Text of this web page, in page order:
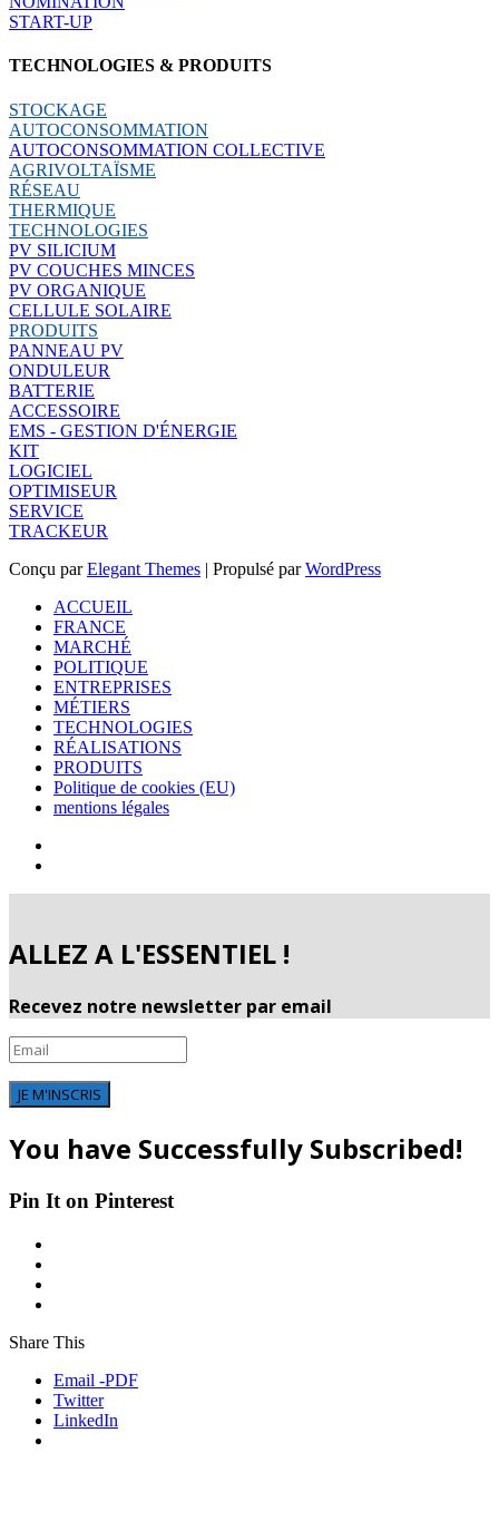
START-UP
TECHNOLOGIES & PRODUITS
STOCKAGE
AUTOCONSOMMATION
AUTOCONSOMMATION COLLECTIVE
AGRIVOLTAÏSME
RÉSEAU
THERMIQUE
TECHNOLOGIES
PV SILICIUM
PV COUCHES MINCES
PV ORGANIQUE
CELLULE SOLAIRE
PRODUITS
PANNEAU PV
ONDULEUR
BATTERIE
ACCESSOIRE
EMS - GESTION D'ÉNERGIE
KIT
LOGICIEL
OPTIMISEUR
SERVICE
TRACKEUR
Conçu parElegant Themes | Propulsé parWordPress
ACCUEIL
FRANCE
MARCHÉ
POLITIQUE
ENTREPRISES
MÉTIERS
TECHNOLOGIES
RÉALISATIONS
PRODUITS
Politique de cookies (EU)
mentions légales
ALLEZ A L'ESSENTIEL !
Recevez notre newsletter par email
JE M'INSCRIS
You have Successfully Subscribed!
Pin It on Pinterest
Share This
Email -PDF
Twitter
LinkedIn